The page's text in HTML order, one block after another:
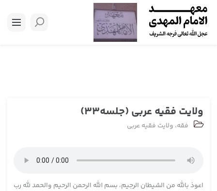
ولایت فقیه عربی (جلسه33)
فقه، ولایت فقیه عربی
اعوذ بالله من الشیطان الرجیم، بسم الله الرحمن الرحیم والحمد لله رب